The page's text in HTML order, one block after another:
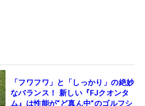
「フワフワ」と「しっかり」の絶妙
なバランス！ 新しい『FJクオンタ
ム』は性能が“ど真ん中”のゴルフシ